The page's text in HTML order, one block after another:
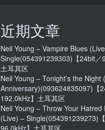
近期文章
Neil Young – Vampire Blues
Single(054391239303)【24bit／
土耳其区
Neil Young – Tonight’s the Night
Anniversary)(093624835097)【
192.0kHz】土耳其区
Neil Young – Throw Your Hatred
(Live) – Single(054391239273)
96.0kHz】土耳其区